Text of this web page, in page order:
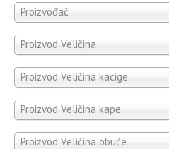
Proizvođač
Proizvod Veličina
Proizvod Veličina kacige
Proizvod Veličina kape
Proizvod Veličina obuće